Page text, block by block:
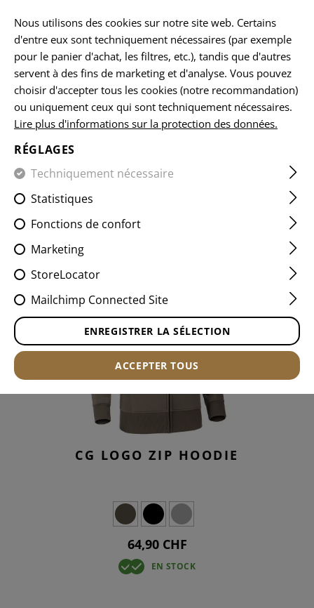
jour férié sur 15.08.2026.
HOODIES & PULLOVER
ACCUEIL
CG LOGO ZIP HOODIE
64,90 CHF
EN STOCK
Nous utilisons des cookies sur notre site web. Certains
d'entre eux sont techniquement nécessaires (par exemple
pour le panier d'achat, les filtres, etc.), tandis que d'autres
servent à des fins de marketing et d'analyse. Vous pouvez
choisir d'accepter tous les cookies (notre recommandation)
ou uniquement ceux qui sont techniquement nécessaires.
Lire plus d'informations sur la protection des données.
RÉGLAGES
Techniquement nécessaire
Statistiques
Fonctions de confort
Marketing
StoreLocator
Mailchimp Connected Site
ENREGISTRER LA SÉLECTION
ACCEPTER TOUS